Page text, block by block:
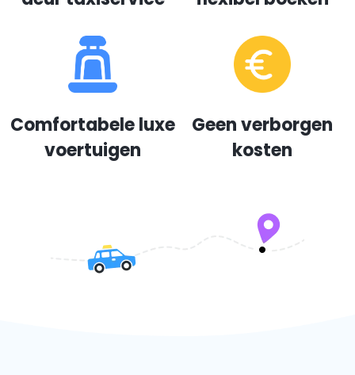
Comfortabele luxe
voertuigen
Geen verborgen
kosten